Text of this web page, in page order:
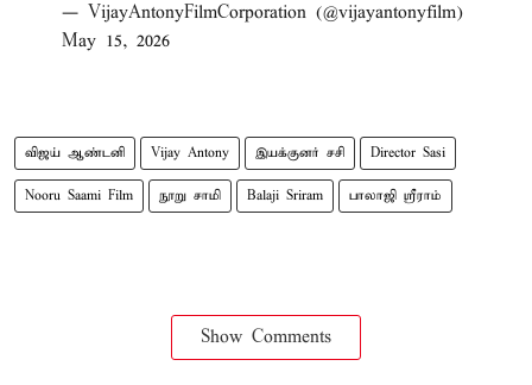
— VijayAntonyFilmCorporation (@vijayantonyfilm)
May 15, 2026
விஜய் ஆண்டனி Vijay Antony இயக்குனர் சசி Director Sasi
Nooru Saami Film நூறு சாமி Balaji Sriram பாலாஜி ஸ்ரீராம்
Show Comments